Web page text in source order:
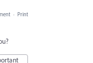
· Print